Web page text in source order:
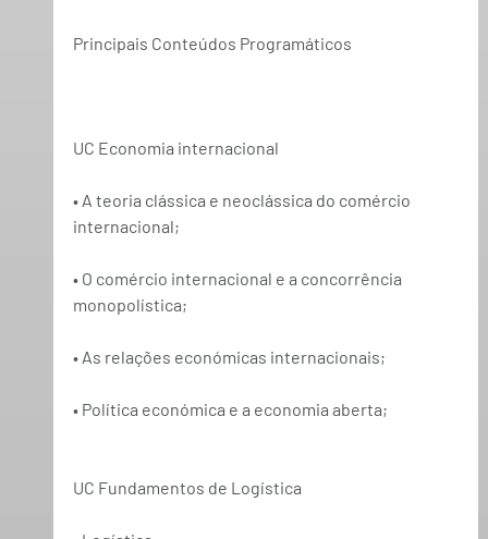
Principais Conteúdos Programáticos
UC Economia internacional
• A teoria clássica e neoclássica do comércio
internacional;
• O comércio internacional e a concorrência
monopolística;
• As relações económicas internacionais;
• Política económica e a economia aberta;
UC Fundamentos de Logística